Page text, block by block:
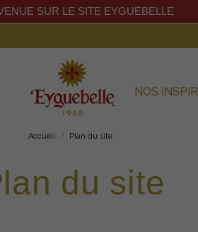
NOS
SUR LE SITE EYGUEBELLE
Accueil Plan du site
du site